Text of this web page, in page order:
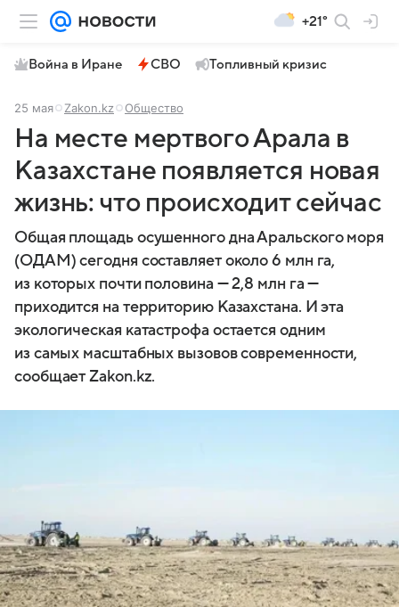
+21°
Война в Иране СВО Топливный кризис
25 мая Zakon.kz Общество
На месте мертвого Арала в
Казахстане появляется новая
жизнь: что происходит сейчас
Общая площадь осушенного дна Аральского моря
(ОДАМ) сегодня составляет около 6 млн га,
из которых почти половина — 2,8 млн га —
приходится на территорию Казахстана. И эта
экологическая катастрофа остается одним
из самых масштабных вызовов современности,
сообщает Zakon.kz.